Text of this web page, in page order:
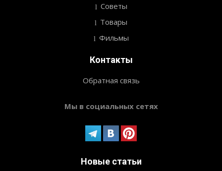
Советы
Товары
Фильмы
Контакты
Обратная связь
Мы в социальных сетях
Новые статьи